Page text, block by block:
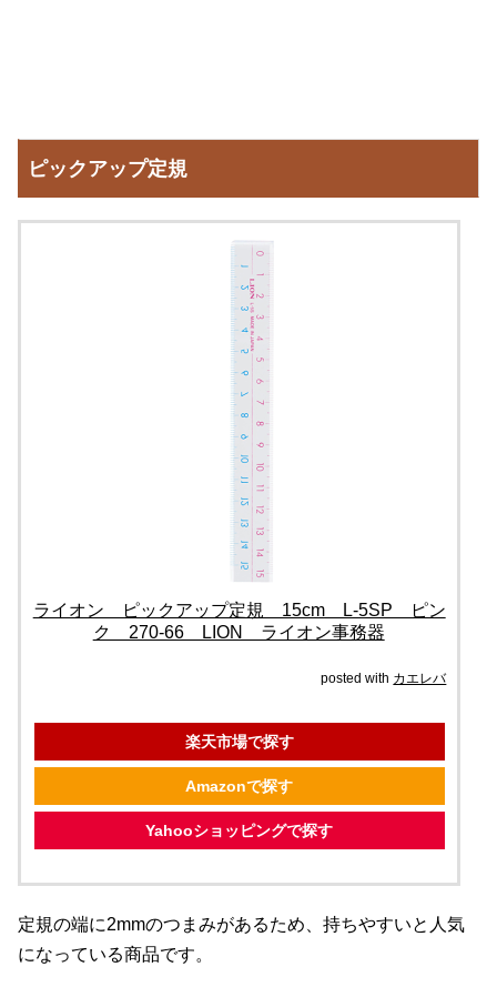
ピックアップ定規
ライオン ピックアップ定規 15cm L-5SP ピン
ク 270-66 LION ライオン事務器
posted with カエレバ
楽天市場で探す
Amazonで探す
Yahooショッピングで探す
定規の端に2mmのつまみがあるため、持ちやすいと人気
になっている商品です。